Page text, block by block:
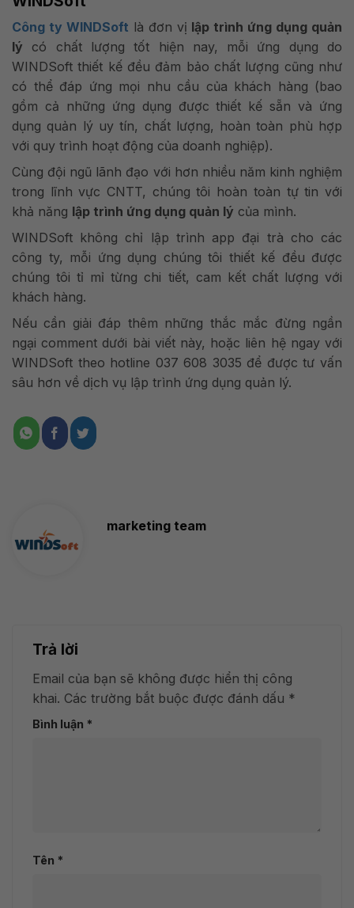
Công ty WINDSoft là đơn vị lập trình ứng dụng quản
lý có chất lượng tốt hiện nay, mỗi ứng dụng do
WINDSoft thiết kế đều đảm bảo chất lượng cũng như
có thể đáp ứng mọi nhu cầu của khách hàng (bao
gồm cả những ứng dụng được thiết kế sẵn và ứng
dụng quản lý uy tín, chất lượng, hoàn toàn phù hợp
với quy trình hoạt động của doanh nghiệp).
Cùng đội ngũ lãnh đạo với hơn nhiều năm kinh nghiệm
trong lĩnh vực CNTT, chúng tôi hoàn toàn tự tin với
khả năng lập trình ứng dụng quản lý của mình.
WINDSoft không chỉ lập trình app đại trà cho các
công ty, mỗi ứng dụng chúng tôi thiết kế đều được
chúng tôi tỉ mỉ từng chi tiết, cam kết chất lượng với
khách hàng.
Nếu cần giải đáp thêm những thắc mắc đừng ngần
ngại comment dưới bài viết này, hoặc liên hệ ngay với
WINDSoft theo hotline 037 608 3035 để được tư vấn
sâu hơn về dịch vụ lập trình ứng dụng quản lý.
marketing team
Trả lời
Email của bạn sẽ không được hiển thị công
khai. Các trường bắt buộc được đánh dấu *
Bình luận *
Tên *